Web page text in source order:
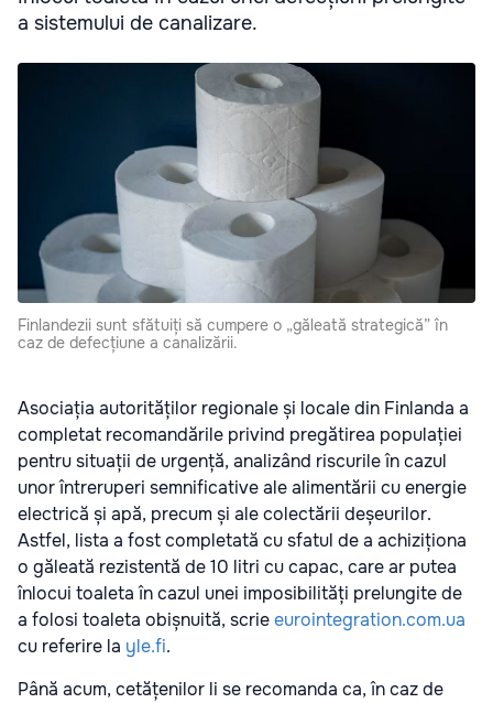
a sistemului de canalizare.
Finlandezii sunt sfătuiți să cumpere o „găleată strategică” în
caz de defecțiune a canalizării.
Asociația autorităților regionale și locale din Finlanda a
completat recomandările privind pregătirea populației
pentru situații de urgență, analizând riscurile în cazul
unor întreruperi semnificative ale alimentării cu energie
electrică și apă, precum și ale colectării deșeurilor.
Astfel, lista a fost completată cu sfatul de a achiziționa
o găleată rezistentă de 10 litri cu capac, care ar putea
înlocui toaleta în cazul unei imposibilități prelungite de
a folosi toaleta obișnuită, scrieeurointegration.com.ua
cu referire la yle.fi.
Până acum, cetățenilor li se recomanda ca, în caz de